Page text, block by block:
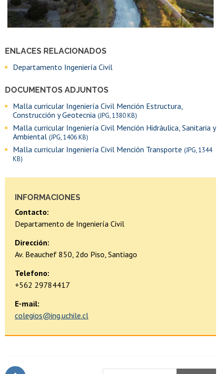
ENLACES RELACIONADOS
Departamento Ingeniería Civil
DOCUMENTOS ADJUNTOS
Malla curricular Ingeniería Civil Mención Estructura,
Construcción y Geotecnia (JPG, 1380 KB)
Malla curricular Ingeniería Civil Mención Hidráulica, Sanitaria y
Ambiental (JPG, 1406 KB)
Malla curricular Ingeniería Civil Mención Transporte (JPG, 1344
KB)
INFORMACIONES
Contacto:
Departamento de Ingeniería Civil
Dirección:
Av. Beauchef 850, 2do Piso, Santiago
Telefono:
+562 29784417
E-mail:
colegios@ing.uchile.cl